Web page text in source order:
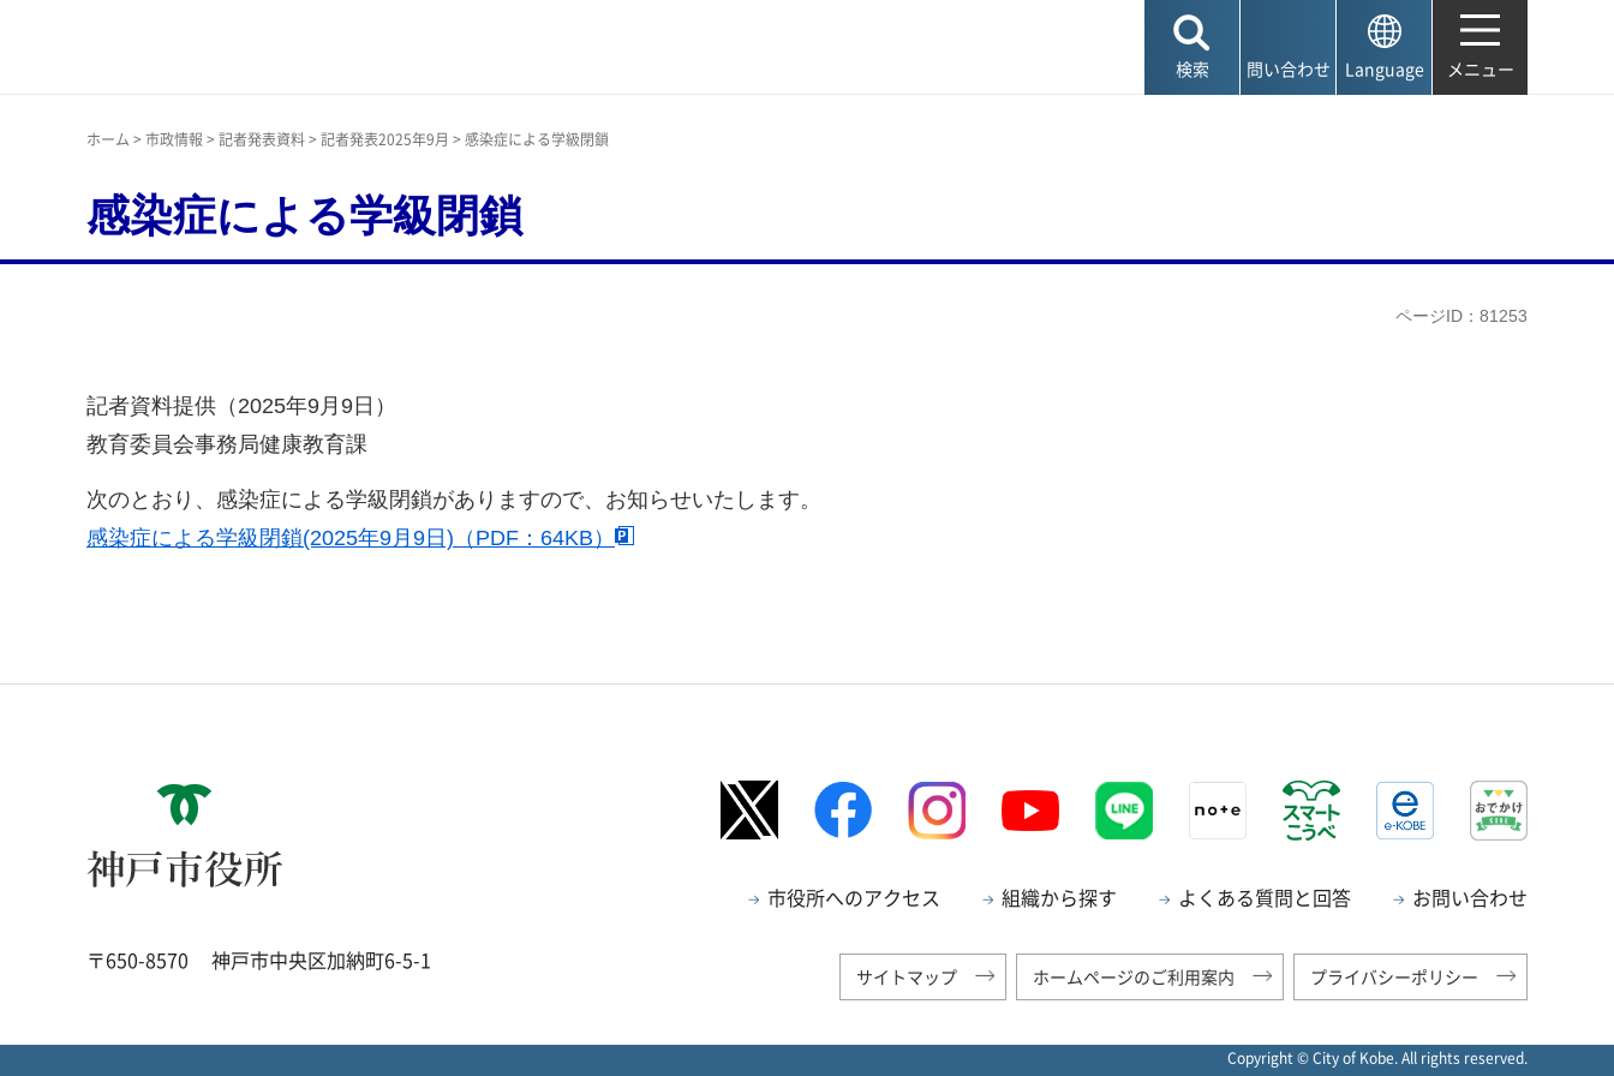
検索 問い合わせ Language メニュー
ホーム > 市政情報 > 記者発表資料> 記者発表2025年9月 > 感染症による学級閉鎖
感染症による学級閉鎖
ページID：81253
記者資料提供（2025年9月9日）
教育委員会事務局健康教育課
次のとおり、感染症による学級閉鎖がありますので、お知らせいたします。
感染症による学級閉鎖(2025年9月9日)（PDF：64KB）
神戸市役所
〒650-8570 神戸市中央区加納町6-5-1
市役所へのアクセス 組織から探す よくある質問と回答 お問い合わせ
サイトマップ ホームページのご利用案内 プライバシーポリシー
Copyright © City of Kobe. All rights reserved.